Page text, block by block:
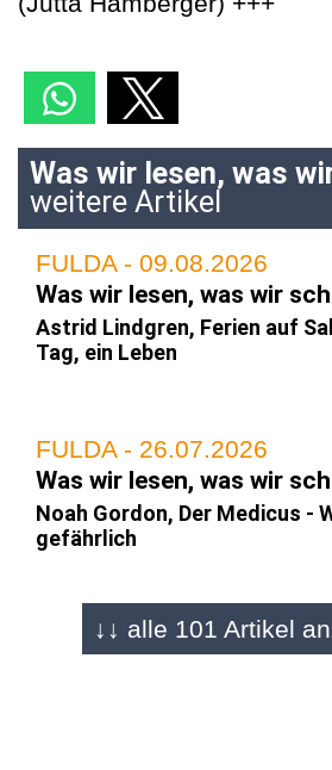
Was wir lesen, was
weitere Artikel
FULDA - 09.08.2026
Was wir lesen, was wir
Astrid Lindgren, Ferien auf
Tag, ein Leben
FULDA - 26.07.2026
Was wir lesen, was wir
Noah Gordon, Der Medicus -
gefährlich
FULDA - 12.07.2026
↓↓ alle 101 Artikel